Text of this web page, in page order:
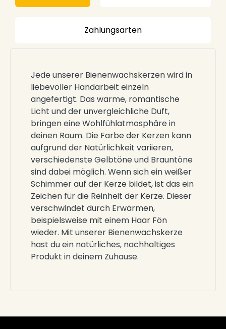
Zahlungsarten
Jede unserer Bienenwachskerzen wird in
liebevoller Handarbeit einzeln
angefertigt. Das warme, romantische
Licht und der unvergleichliche Duft,
bringen eine Wohlfühlatmosphäre in
deinen Raum. Die Farbe der Kerzen kann
aufgrund der Natürlichkeit variieren,
verschiedenste Gelbtöne und Brauntöne
sind dabei möglich. Wenn sich ein weißer
Schimmer auf der Kerze bildet, ist das ein
Zeichen für die Reinheit der Kerze. Dieser
verschwindet durch Erwärmen,
beispielsweise mit einem Haar Fön
wieder. Mit unserer Bienenwachskerze
hast du ein natürliches, nachhaltiges
Produkt in deinem Zuhause.